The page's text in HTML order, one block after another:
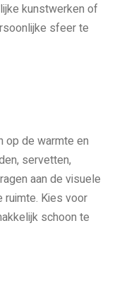
kunstwerken of
sfeer te
op de warmte en
servetten,
aan de visuele
ruimte. Kies voor
schoon te